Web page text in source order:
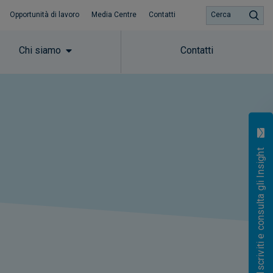
Opportunità di lavoro Media Centre Contatti
Chi siamo Contatti
Cerca
Iscriviti e consulta gli Insight